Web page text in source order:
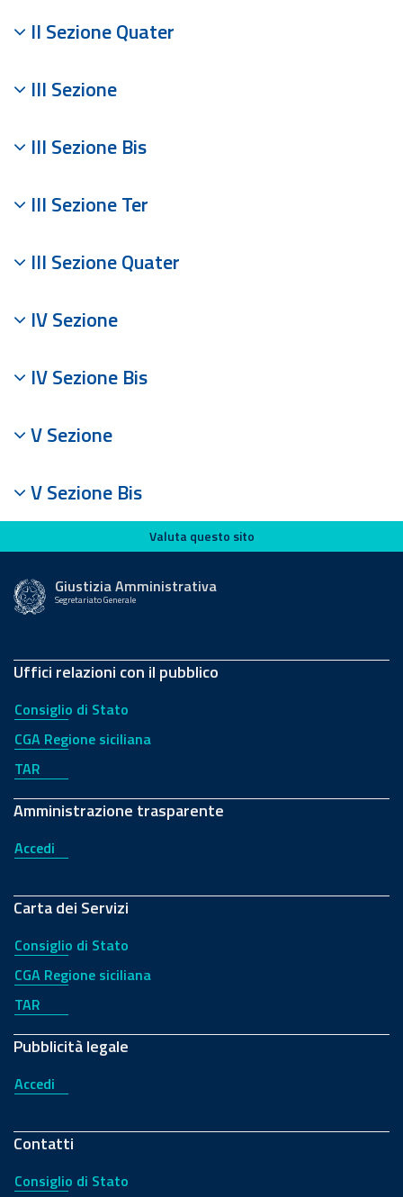
II Sezione Quater
III Sezione
III Sezione Bis
III Sezione Ter
III Sezione Quater
IV Sezione
IV Sezione Bis
V Sezione
V Sezione Bis
Valuta questo sito
Valuta questo sito
Giustizia Amministrativa
Segretariato Generale
Uffici relazioni con il pubblico
Consiglio di Stato
CGA Regione siciliana
TAR
Amministrazione trasparente
Accedi
Carta dei Servizi
Consiglio di Stato
CGA Regione siciliana
TAR
Pubblicità legale
Accedi
Contatti
Consiglio di Stato